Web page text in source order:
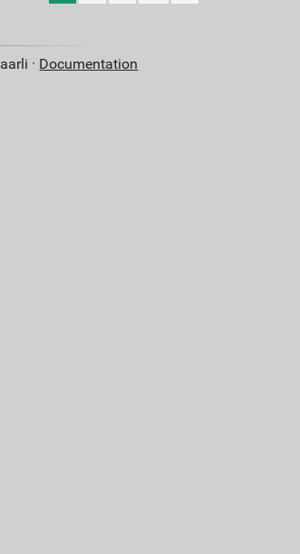
· Documentation